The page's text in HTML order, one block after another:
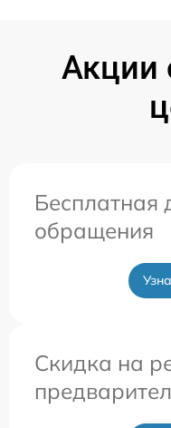
Акции
Бесплатная
обращения
Скидка на